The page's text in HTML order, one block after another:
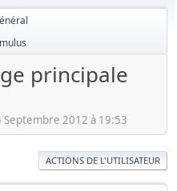
principale
2012 à 19:53
ACTIONS DE L'UTILISATEUR